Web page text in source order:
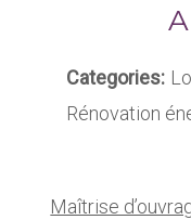
Categories:
Rénovation
Maîtrise